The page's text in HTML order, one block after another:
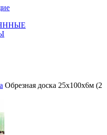
Обрезная доска 25х100х6м (2